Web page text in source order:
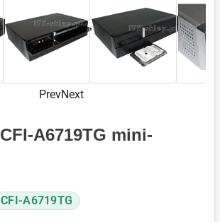
PrevNext
A6719TG mini-
CFI-A6719TG